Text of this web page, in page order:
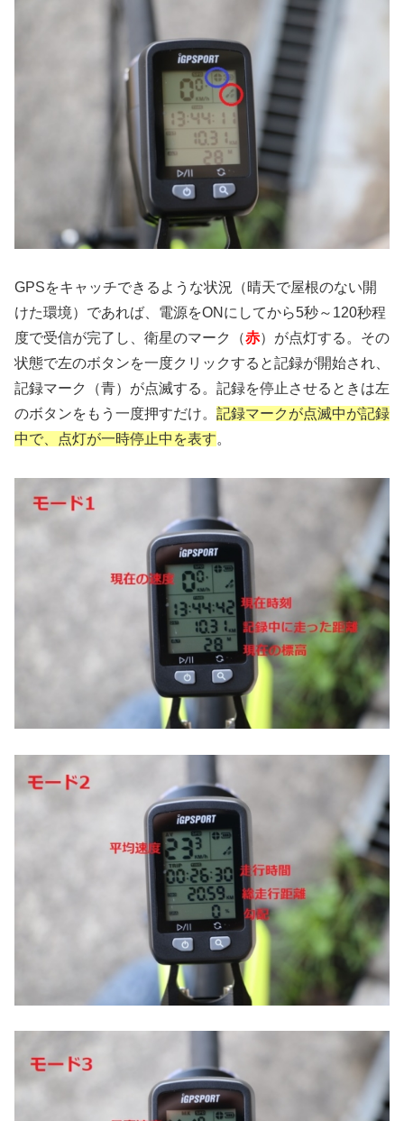
GPSをキャッチできるような状況（晴天で屋根のない開
けた環境）であれば、電源をONにしてから5秒～120秒程
度で受信が完了し、衛星のマーク（赤）が点灯する。その
状態で左のボタンを一度クリックすると記録が開始され、
記録マーク（青）が点滅する。記録を停止させるときは左
のボタンをもう一度押すだけ。 記録マークが点滅中が記録
中で、点灯が一時停止中を表す。